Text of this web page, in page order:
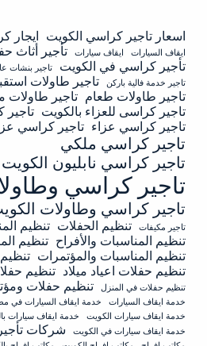
اسعار تاجير كراسي الكويت ايجار
ايقاف السيارات ايقاف سيارات تأجير أثاث
تأجير كراسي في الكويت
تاجير بنشات
تاجير خدمة فالية باركن
تاجير طاولات
تاجير طاولات طعام تاجير طاولات
تاجير كراسى للعزاء بالكويت تاجير
تاجير كراسي عزاء تاجير كراسي
تاجير كراسي ملكي
تاجير كراسي نابليون الكويت
تاجير كراسي
تاجير كراسي وطاولات
تاجير مكيفات
تنظيم الحفلات تنظيم
تنظيم المناسبات والأفراح تنظيم
تنظيم المناسبات والمؤتمرات
تنظيم حفلات اعياد ميلاد تنظيم
تنظيم حفلات في المنزل تنظيم حفلات
خدمة ايقاف السيارات خدمة ايقاف السيارات في
خدمة ايقاف سيارات الكويت
خدمة ايقاف سيارات
خدمة ايقاف سيارات في الكويت
شركات